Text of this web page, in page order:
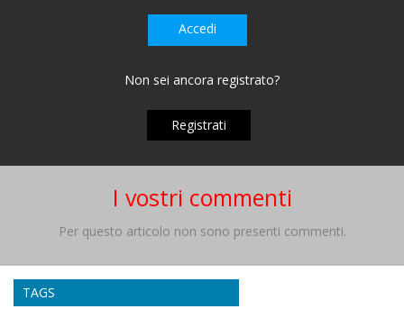
Accedi
Non sei ancora registrato?
Registrati
I vostri commenti
Per questo articolo non sono presenti commenti.
TAGS